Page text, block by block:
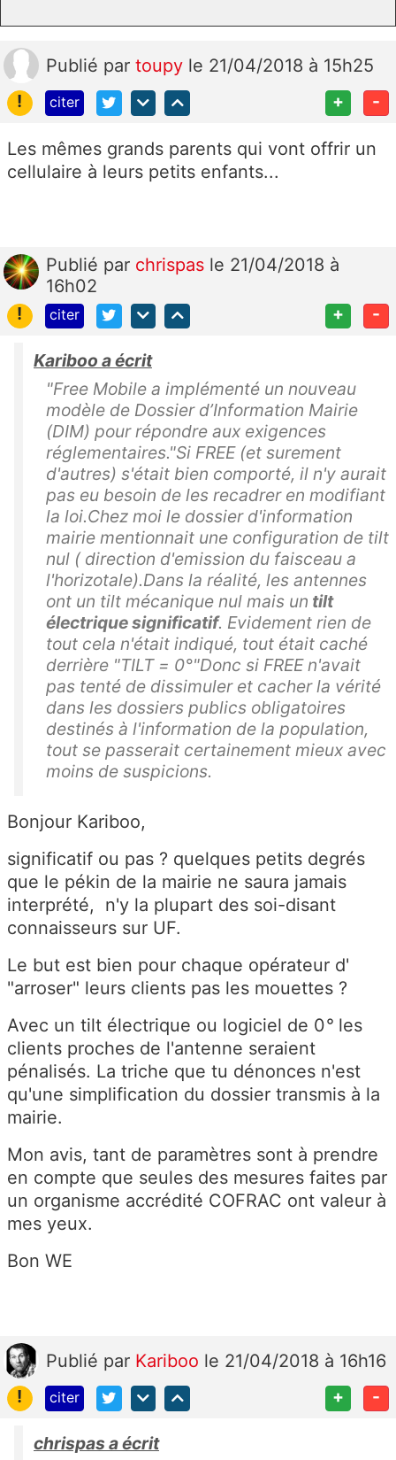
Publié par toupy le 21/04/2018 à 15h25
!
citer + -
Les mêmes grands parents qui vont offrir un
cellulaire à leurs petits enfants...
Publié par chrispas le 21/04/2018 à
16h02
!
citer + -
Kariboo a écrit
"Free Mobile a implémenté un nouveau
modèle de Dossier d’Information Mairie
(DIM) pour répondre aux exigences
réglementaires."Si FREE (et surement
d'autres) s'était bien comporté, il n'y aurait
pas eu besoin de les recadrer en modifiant
la loi.Chez moi le dossier d'information
mairie mentionnait une configuration de tilt
nul ( direction d'emission du faisceau a
l'horizotale).Dans la réalité, les antennes
ont un tilt mécanique nul mais un tilt
électrique significatif. Evidement rien de
tout cela n'était indiqué, tout était caché
derrière "TILT = 0°"Donc si FREE n'avait
pas tenté de dissimuler et cacher la vérité
dans les dossiers publics obligatoires
destinés à l'information de la population,
tout se passerait certainement mieux avec
moins de suspicions.
Bonjour Kariboo,
significatif ou pas ? quelques petits degrés
que le pékin de la mairie ne saura jamais
interprété, n'y la plupart des soi-disant
connaisseurs sur UF.
Le but est bien pour chaque opérateur d'
"arroser" leurs clients pas les mouettes ?
Avec un tilt électrique ou logiciel de 0° les
clients proches de l'antenne seraient
pénalisés. La triche que tu dénonces n'est
qu'une simplification du dossier transmis à la
mairie.
Mon avis, tant de paramètres sont à prendre
en compte que seules des mesures faites par
un organisme accrédité COFRAC ont valeur à
mes yeux.
Bon WE
Publié par Kariboo le 21/04/2018 à 16h16
!
citer + -
chrispas a écrit